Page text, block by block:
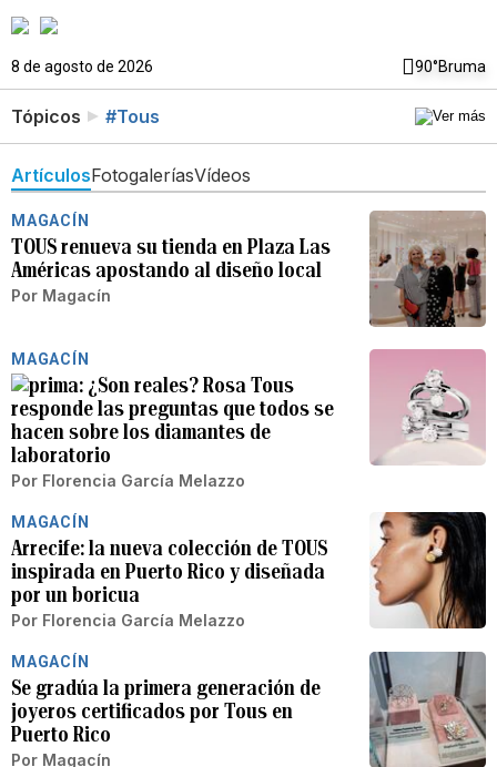
8 de agosto de 2026 90°Bruma
Tópicos #Tous
ArtículosFotogaleríasVídeos
MAGACÍN
TOUS renueva su tienda en Plaza Las
Américas apostando al diseño local
Por Magacín
MAGACÍN
¿Son reales? Rosa Tous
responde las preguntas que todos se
hacen sobre los diamantes de
laboratorio
Por Florencia García Melazzo
MAGACÍN
Arrecife: la nueva colección de TOUS
inspirada en Puerto Rico y diseñada
por un boricua
Por Florencia García Melazzo
MAGACÍN
Se gradúa la primera generación de
joyeros certificados por Tous en
Puerto Rico
Por Magacín